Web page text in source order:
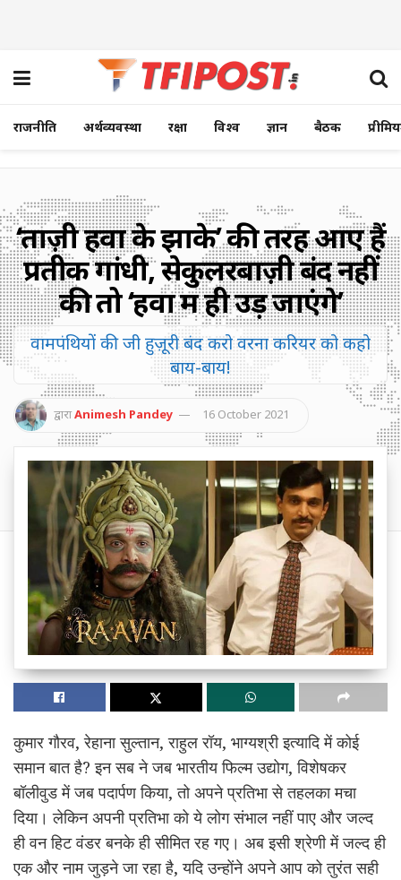
राजनीति अर्थव्यवस्था रक्षा विश्व ज्ञान बैठक
‘ताज़ी हवा के झोंके’ की तरह आए हैं
प्रतीक गांधी, सेकुलरबाज़ी बंद नहीं
की तो ‘हवा में ही उड़ जाएंगे’
वामपंथियों की जी हुज़ूरी बंद करो वरना करियर को कहो
बाय-बाय!
द्वाराAnimesh Pandey 16 October 2021
कुमार गौरव, रेहाना सुल्तान, राहुल रॉय, भाग्यश्री इत्यादि में कोई
समान बात है? इन सब ने जब भारतीय फिल्म उद्योग, विशेषकर
बॉलीवुड में जब पदार्पण किया, तो अपने प्रतिभा से तहलका मचा
दिया। लेकिन अपनी प्रतिभा को ये लोग संभाल नहीं पाए और जल्द
ही वन हिट वंडर बनके ही सीमित रह गए। अब इसी श्रेणी में जल्द ही
एक और नाम जुड़ने जा रहा है, यदि उन्होंने अपने आप को तुरंत सही